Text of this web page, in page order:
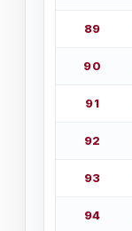
89
90
91
92
93
94